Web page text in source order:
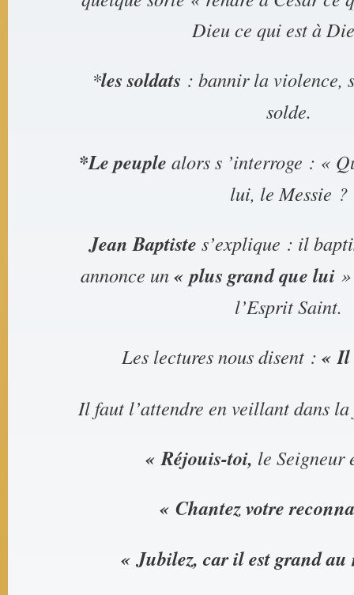
Dieu ce qui est à
*les soldats : bannir la violence,
solde.
*Le peuple alors s ’interroge : «
lui, le Messie ?
Jean Baptiste s’explique : il
annonce un« plus grand que lui
l’Esprit Saint.
Les lectures nous disent : « Il
Il faut l’attendre en veillant dans
« Réjouis-toi, le Seigneur
« Chantez votre
« Jubilez, car il est grand